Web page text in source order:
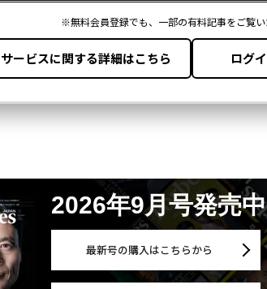
2026年9月号発売中
最新号の購入はこちらから